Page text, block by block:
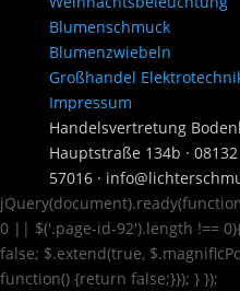
Blumenschmuck
Blumenzwiebeln
Großhandel
Impressum
Handelsvertretung
Hauptstraße 134b ·
57016 ·
0 || $('.page-id-92').length !==
false; $.extend(true,
function() {return false;}}); } });